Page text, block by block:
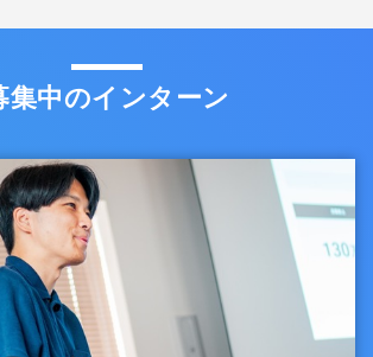
集中のインターン